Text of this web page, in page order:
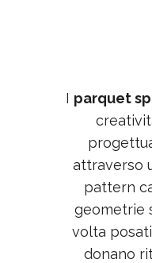
I parquet
attraverso
pattern
geometrie
volta
donano